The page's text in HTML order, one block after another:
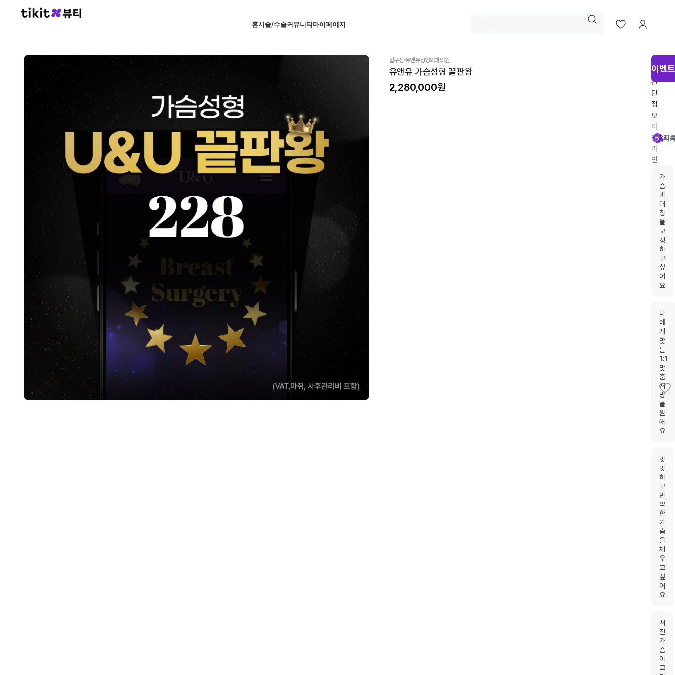
홈시술/수술커뮤니티마이페이지
압구정·유앤유성형외과의원
유앤유 가슴성형 끝판왕
2,280,000원
시
술
간
단
정
보
타
임
라
인
시
회
시
지
가
슴
비
대
칭
을
교
정
하
고
싶
어
요
나
에
게
맞
는
1:1
맞
춤
처
방
을
원
해
요
밋
밋
하
고
빈
약
한
가
슴
을
채
우
고
싶
어
요
처
진
가
슴
이
고
이벤